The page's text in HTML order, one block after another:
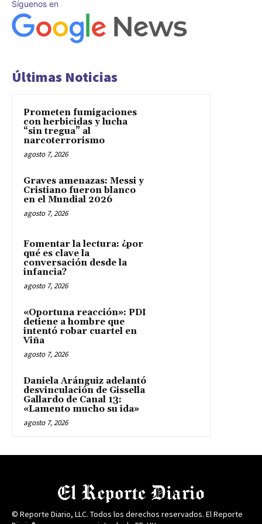
Síguenos en
Últimas Noticias
Prometen fumigaciones
con herbicidas y lucha
“sin tregua” al
narcoterrorismo
agosto 7, 2026
Graves amenazas: Messi y
Cristiano fueron blanco
en el Mundial 2026
agosto 7, 2026
Fomentar la lectura: ¿por
qué es clave la
conversación desde la
infancia?
agosto 7, 2026
«Oportuna reacción»: PDI
detiene a hombre que
intentó robar cuartel en
Viña
agosto 7, 2026
Daniela Aránguiz adelantó
desvinculación de Gissella
Gallardo de Canal 13:
«Lamento mucho su ida»
agosto 7, 2026
© Reporte Diario, LLC. Todos los derechos reservados. El Reporte